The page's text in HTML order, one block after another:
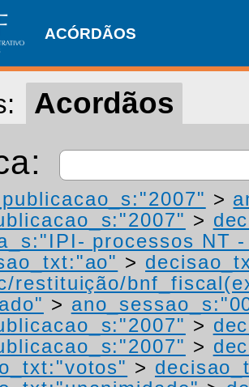
ACÓRDÃOS
Acordãos
>
>
processos NT
>
restituição/
>
>
>
>